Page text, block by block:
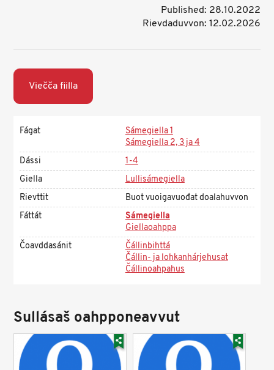
Published: 28.10.2022
Rievdaduvvon: 12.02.2026
Viečča fiilla
Fágat
Sámegiella 1
Sámegiella 2, 3 ja 4
Dássi
1-4
Giella
Lullisámegiella
Rievttit
Buot vuoigavuođat doalahuvvon
Fáttát
Sámegiella
Giellaoahppa
Čoavddasánit
Čállinbihttá
Čállin- ja lohkanhárjehusat
Čállinoahpahus
Sullásaš oahpponeavvut